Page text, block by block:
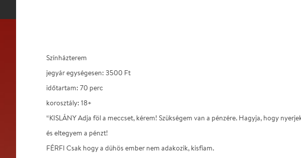
Színházterem
jegyár egységesen: 3500 Ft
időtartam: 70 perc
korosztály: 18+
“KISLÁNY Adja föl a meccset, kérem! Szükségem van a pénzére. Hagyja, hogy
és eltegyem a pénzt!
FÉRFI Csak hogy a dühös ember nem adakozik, kisfiam.